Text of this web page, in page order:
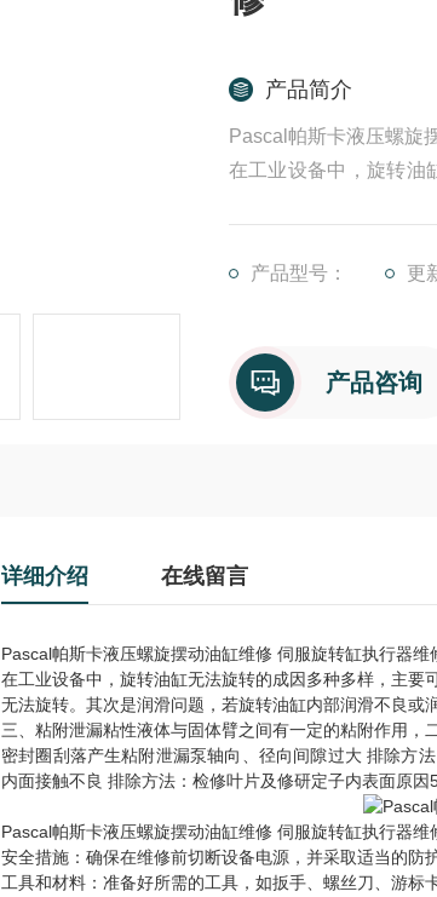
产品简介
Pascal帕斯卡液压螺旋
在工业设备中，旋转油
三、粘附泄漏粘性液体
产品型号： 更
产品咨询
详细介绍 在线留言
Pascal帕斯卡液压螺旋摆动油缸维修 伺服旋转缸执行器维
在工业设备中，旋转油缸无法旋转的成因多种多样，主
无法旋转。其次是润滑问题，若旋转油缸内部润滑不良或
三、粘附泄漏粘性液体与固体臂之间有一定的粘附作用
密封圈刮落产生粘附泄漏泵轴向、径向间隙过大 排除方
内面接触不良 排除方法：检修叶片及修研定子内表面原
Pascal帕斯卡液压螺旋摆动油缸维修 伺服旋转缸执行器维
安全措施：确保在维修前切断设备电源，并采取适当的防
工具和材料：准备好所需的工具，如扳手、螺丝刀、游标